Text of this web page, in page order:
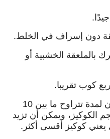
دون إسراف في الخلط.
بالملعقة الخشبية أو
كوب تقريبا.
- توضع في الصينة وتدخل الفرن لمدة تتراوح ما بين 10
حجم الكوكيز، ويمكن أن تزيد
كوكيز أقسى أكثر.